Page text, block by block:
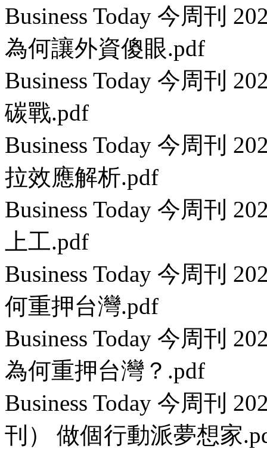
Business Today 今周刊
為何讓外資傻眼.pdf
Business Today 今周刊
碳戰.pdf
Business Today 今周刊
拉效應解析.pdf
Business Today 今周刊
上工.pdf
Business Today 今周刊
何重押台灣.pdf
Business Today 今周刊
為何重押台灣？.pdf
Business Today 今周刊
刊） 做個行動派夢想家